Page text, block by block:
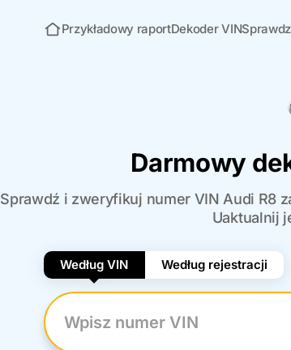
Strona główna
Przykładowy raportDekoder VIN
Darmowy
Sprawdź i zweryfikuj numer VIN Audi R8
Uaktualnij
Według VIN Według rejestracji
Wpisz numer VIN